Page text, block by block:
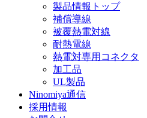
製品情報トップ
補償導線
被覆熱電対線
耐熱電線
熱電対専用コネクタ
加工品
UL製品
Ninomiya通信
採用情報